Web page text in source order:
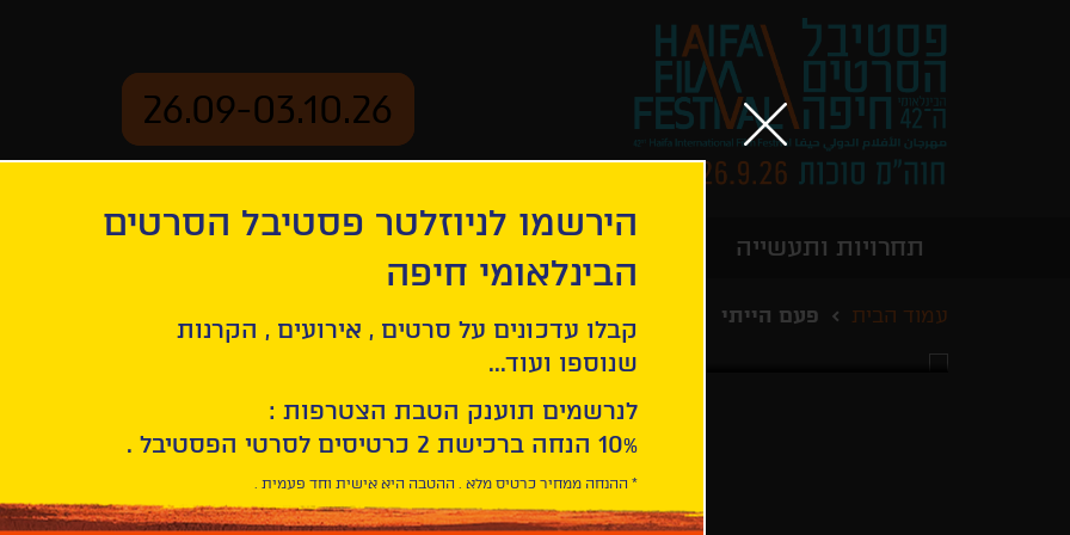
26.09-03.10.26
תחרויות ותעשייה
עמוד הבית פעם הייתי
הירשמו לניוזלטר פסטיבל הסרטים
הבינלאומי חיפה
קבלו עדכונים על סרטים , אירועים , הקרנות
שנוספו ועוד...
לנרשמים תוענק הטבת הצטרפות :
10% הנחה ברכישת 2 כרטיסים לסרטי הפסטיבל .
* ההנחה ממחיר כרטיס מלא . ההטבה היא אישית וחד פעמית .